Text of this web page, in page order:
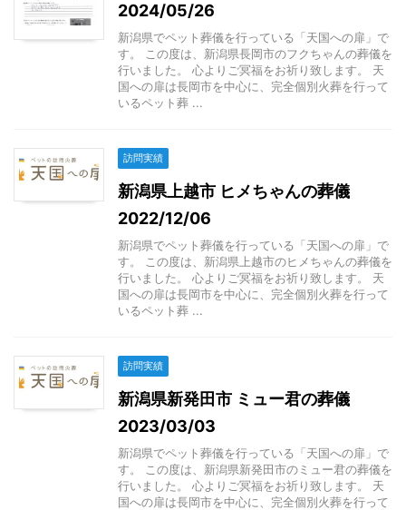
2024/05/26
新潟県でペット葬儀を行っている「天国への扉」で
す。 この度は、新潟県長岡市のフクちゃんの葬儀を
行いました。 心よりご冥福をお祈り致します。 天
国への扉は長岡市を中心に、完全個別火葬を行って
いるペット葬 ...
訪問実績
新潟県上越市 ヒメちゃんの葬儀
2022/12/06
新潟県でペット葬儀を行っている「天国への扉」で
す。 この度は、新潟県上越市のヒメちゃんの葬儀を
行いました。 心よりご冥福をお祈り致します。 天
国への扉は長岡市を中心に、完全個別火葬を行って
いるペット葬 ...
訪問実績
新潟県新発田市 ミュー君の葬儀
2023/03/03
新潟県でペット葬儀を行っている「天国への扉」で
す。 この度は、新潟県新発田市のミュー君の葬儀を
行いました。 心よりご冥福をお祈り致します。 天
国への扉は長岡市を中心に、完全個別火葬を行って